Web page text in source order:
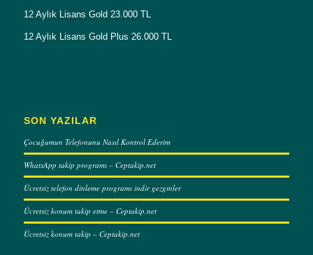
12 Aylık Lisans Gold 23.000 TL
12 Aylık Lisans Gold Plus 26.000 TL
SON YAZILAR
Çocuğumun Telefonunu Nasıl Kontrol Ederim
WhatsApp takip programı – Ceptakip.net
Ücretsiz telefon dinleme programı indir gezginler
Ücretsiz konum takip etme – Ceptakip.net
Ücretsiz konum takip – Ceptakip.net